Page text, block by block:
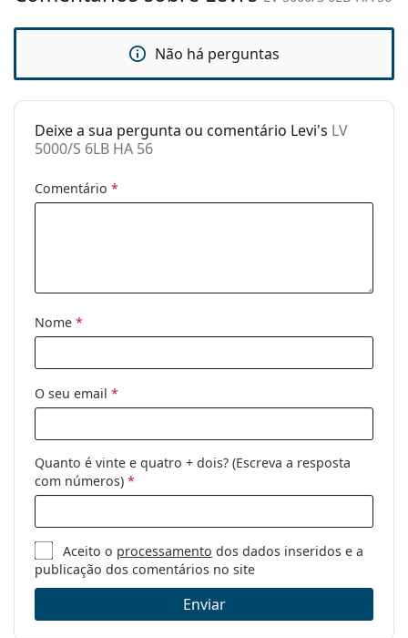
Estojo:
Sim
limpeza:
Sim
Outros
Género:
Homem
Marca:
Não há perguntas
Deixe a sua pergunta ou comentário Levi's LV
5000/S 6LB HA 56
Comentário *
Nome *
O seu email *
Quanto é vinte e quatro + dois? (Escreva a resposta
com números) *
Aceito o processamento dos dados inseridos e a
publicação dos comentários no site
Enviar